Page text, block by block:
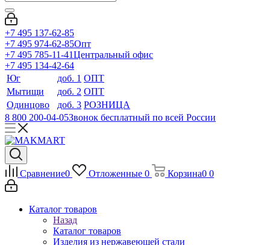
+7 495 137-62-85
+7 495 974-62-85Опт
+7 495 785-11-41Центральный офис
+7 495 134-42-64
Юг
доб. 1 ОПТ
Мытищи
доб. 2 ОПТ
Одинцово
доб. 3 РОЗНИЦА
8 800 200-04-05Звонок бесплатный по всей России
Сравнение0 Отложенные 0 Корзина0 0
Каталог товаров
Назад
Каталог товаров
Изделия из нержавеющей стали